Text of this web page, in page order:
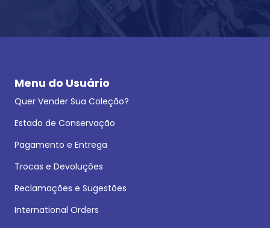
Menu do Usuário
Quer Vender Sua Coleção?
Estado de Conservação
Pagamento e Entrega
Trocas e Devoluções
Reclamações e Sugestões
International Orders